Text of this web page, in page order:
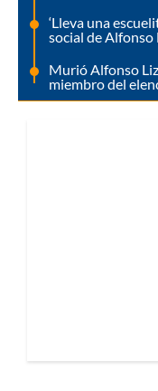
‘Lleva una
social de Alfonso
Murió Alfonso
miembro del